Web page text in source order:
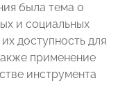
была тема о
и социальных
доступность для
применение
инструмента